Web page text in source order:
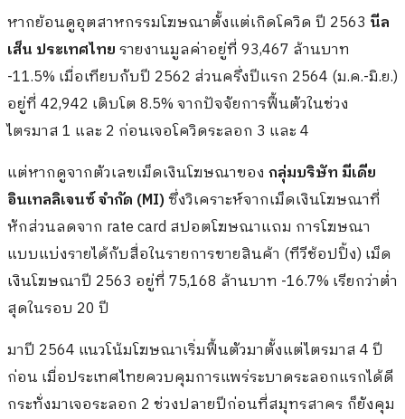
หากย้อนดูอุตสาหกรรมโฆษณาตั้งแต่เกิดโควิด ปี 2563 นีล
เส็น ประเทศไทยรายงานมูลค่าอยู่ที่ 93,467 ล้านบาท
-11.5% เมื่อเทียบกับปี 2562 ส่วนครึ่งปีแรก 2564 (ม.ค.-มิ.ย.)
อยู่ที่ 42,942 เติบโต 8.5% จากปัจจัยการฟื้นตัวในช่วง
ไตรมาส 1 และ 2 ก่อนเจอโควิดระลอก 3 และ 4
แต่หากดูจากตัวเลขเม็ดเงินโฆษณาของ กลุ่มบริษัท มีเดีย
อินเทลลิเจนซ์ จำกัด (MI)ซึ่งวิเคราะห์จากเม็ดเงินโฆษณาที่
หักส่วนลดจาก rate card สปอตโฆษณาแถม การโฆษณา
แบบแบ่งรายได้กับสื่อในรายการขายสินค้า (ทีวีช้อปปิ้ง) เม็ด
เงินโฆษณาปี 2563 อยู่ที่ 75,168 ล้านบาท -16.7% เรียกว่าต่ำ
สุดในรอบ 20 ปี
มาปี 2564 แนวโน้มโฆษณาเริ่มฟื้นตัวมาตั้งแต่ไตรมาส 4 ปี
ก่อน เมื่อประเทศไทยควบคุมการแพร่ระบาดระลอกแรกได้ดี
กระทั่งมาเจอระลอก 2 ช่วงปลายปีก่อนที่สมุทรสาคร ก็ยังคุม